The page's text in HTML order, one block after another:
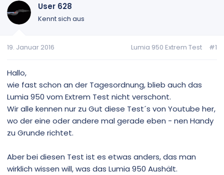
User 628
Kennt sich aus
19. Januar 2016 Lumia 950 Extrem Test #1
Hallo,
wie fast schon an der Tagesordnung, blieb auch das
Lumia 950 vom Extrem Test nicht verschont.
Wir alle kennen nur zu Gut diese Test´s von Youtube her,
wo der eine oder andere mal gerade eben - nen Handy
zu Grunde richtet.
Aber bei diesen Test ist es etwas anders, das man
wirklich wissen will, was das Lumia 950 Aushält.